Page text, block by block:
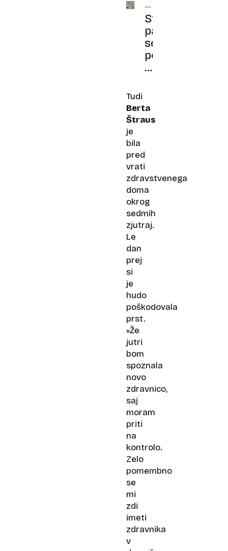
ZDRAVSTVO
V
KRIZI
Stiska
pacientov
se
poglablja:
osebni
postal
izgubljena
Tudi
Berta
Štraus
je
bila
pred
vrati
zdravstvenega
doma
okrog
sedmih
zjutraj.
Le
dan
prej
si
je
hudo
poškodovala
prst.
»Že
jutri
bom
spoznala
novo
zdravnico,
saj
moram
priti
na
kontrolo.
Zelo
pomembno
se
mi
zdi
imeti
zdravnika
v